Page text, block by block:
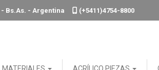
- Bs.As. - Argentina (+5411)4754-8800